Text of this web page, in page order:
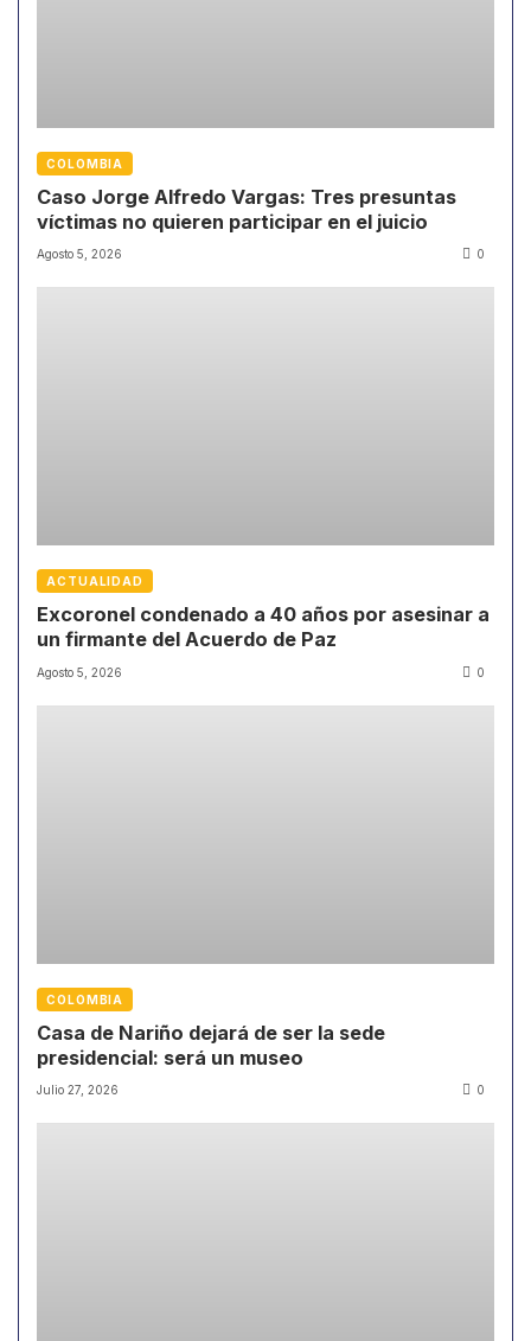
COLOMBIA
Caso Jorge Alfredo Vargas: Tres presuntas
víctimas no quieren participar en el juicio
Agosto 5, 2026 0
ACTUALIDAD
Excoronel condenado a 40 años por asesinar a
un firmante del Acuerdo de Paz
Agosto 5, 2026 0
COLOMBIA
Casa de Nariño dejará de ser la sede
presidencial: será un museo
Julio 27, 2026 0